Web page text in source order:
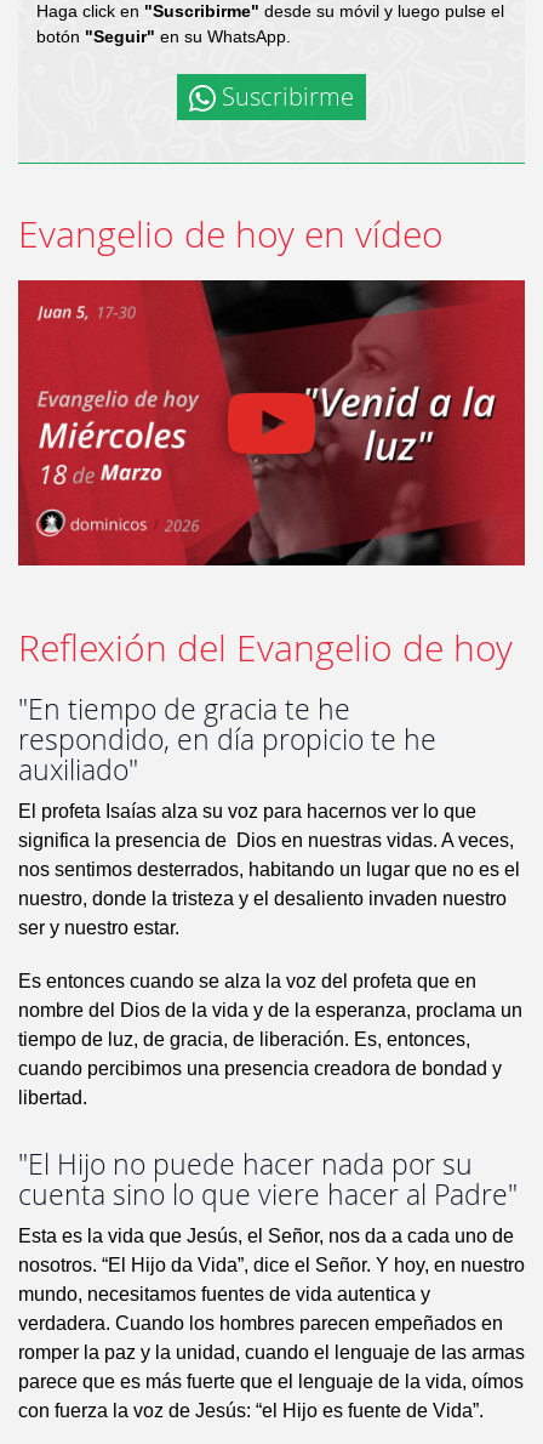
Haga click en "Suscribirme" desde su móvil y luego pulse el
botón "Seguir" en su WhatsApp.
Suscribirme
Evangelio de hoy en vídeo
Reflexión del Evangelio de hoy
"En tiempo de gracia te he
respondido, en día propicio te he
auxiliado"
El profeta Isaías alza su voz para hacernos ver lo que
significa la presencia de Dios en nuestras vidas. A veces,
nos sentimos desterrados, habitando un lugar que no es el
nuestro, donde la tristeza y el desaliento invaden nuestro
ser y nuestro estar.
Es entonces cuando se alza la voz del profeta que en
nombre del Dios de la vida y de la esperanza, proclama un
tiempo de luz, de gracia, de liberación. Es, entonces,
cuando percibimos una presencia creadora de bondad y
libertad.
"El Hijo no puede hacer nada por su
cuenta sino lo que viere hacer al Padre"
Esta es la vida que Jesús, el Señor, nos da a cada uno de
nosotros. “El Hijo da Vida”, dice el Señor. Y hoy, en nuestro
mundo, necesitamos fuentes de vida autentica y
verdadera. Cuando los hombres parecen empeñados en
romper la paz y la unidad, cuando el lenguaje de las armas
parece que es más fuerte que el lenguaje de la vida, oímos
con fuerza la voz de Jesús: “el Hijo es fuente de Vida”.